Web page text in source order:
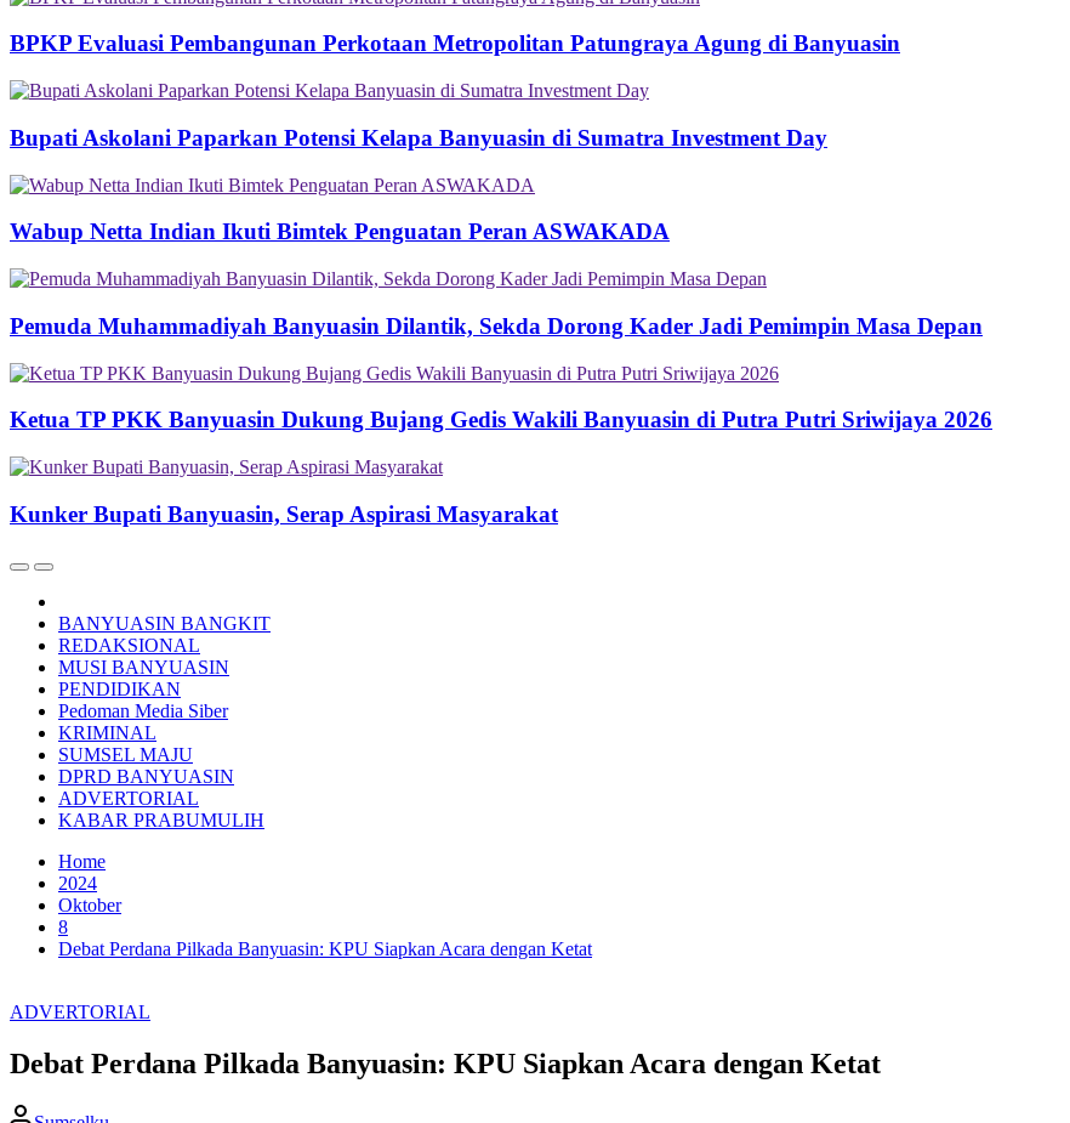
BPKP Evaluasi Pembangunan Perkotaan Metropolitan Patungraya Agung di Banyuasin
Bupati Askolani Paparkan Potensi Kelapa Banyuasin di Sumatra Investment Day
Wabup Netta Indian Ikuti Bimtek Penguatan Peran ASWAKADA
Pemuda Muhammadiyah Banyuasin Dilantik, Sekda Dorong Kader Jadi Pemimpin Masa Depan
Ketua TP PKK Banyuasin Dukung Bujang Gedis Wakili Banyuasin di Putra Putri Sriwijaya 2026
Kunker Bupati Banyuasin, Serap Aspirasi Masyarakat
BANYUASIN BANGKIT
REDAKSIONAL
MUSI BANYUASIN
PENDIDIKAN
Pedoman Media Siber
KRIMINAL
SUMSEL MAJU
DPRD BANYUASIN
ADVERTORIAL
KABAR PRABUMULIH
Home
2024
Oktober
8
Debat Perdana Pilkada Banyuasin: KPU Siapkan Acara dengan Ketat
ADVERTORIAL
Debat Perdana Pilkada Banyuasin: KPU Siapkan Acara dengan Ketat